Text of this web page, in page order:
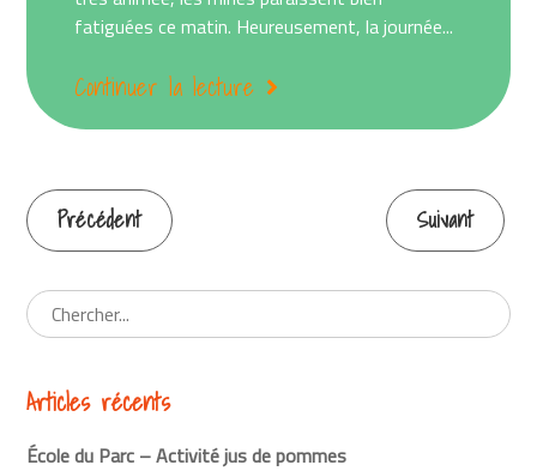
fatiguées ce matin. Heureusement, la journée...
Continuer la lecture
Continuer
la
lecture
Précédent Suivant
Articles récents
École du Parc – Activité jus de pommes